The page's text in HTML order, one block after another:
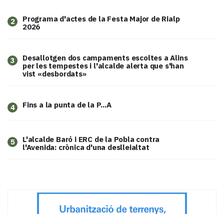
2
Programa d'actes de la Festa Major de Rialp
2026
3
​Desallotgen dos campaments escoltes a Alins
per les tempestes i l'alcalde alerta que s'han
vist «desbordats»
4 Fins a la punta de la P...A
5
L'alcalde Baró i ERC de la Pobla contra
l'Avenida: crònica d'una deslleialtat